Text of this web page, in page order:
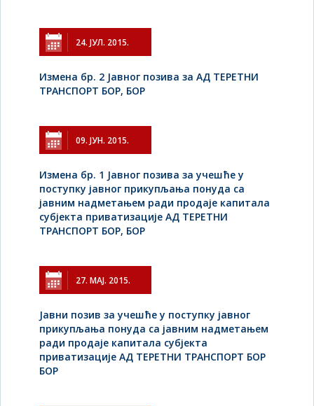
24. ЈУЛ. 2015.
Измена бр. 2 Јавног позива за АД ТЕРЕТНИ
ТРАНСПОРТ БОР, БОР
09. ЈУН. 2015.
Измена бр. 1 Јавног позива за учешће у
поступку јавног прикупљања понуда са
јавним надметањем ради продаје капитала
субјекта приватизације АД ТЕРЕТНИ
ТРАНСПОРТ БОР, БОР
27. МАЈ. 2015.
Јавни позив за учешће у поступку јавног
прикупљања понуда са јавним надметањем
ради продаје капитала субјекта
приватизације АД ТЕРЕТНИ ТРАНСПОРТ БОР
БОР